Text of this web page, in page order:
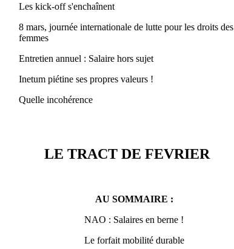
Les kick-off s'enchaînent
8 mars, journée internationale de lutte pour les droits des
femmes
Entretien annuel : Salaire hors sujet
Inetum piétine ses propres valeurs !
Quelle incohérence
LE TRACT DE FEVRIER
AU SOMMAIRE :
NAO : Salaires en berne !
Le forfait mobilité durable